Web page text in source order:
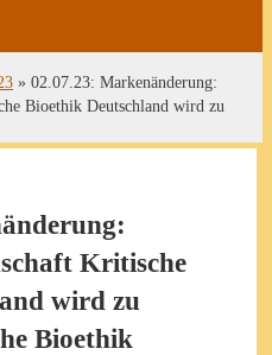
» 02.07.23: Markenänderung:
Bioethik Deutschland wird zu
Kritische
wird zu
Bioethik